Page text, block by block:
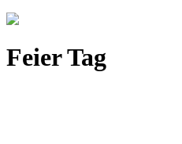
Feier Tag